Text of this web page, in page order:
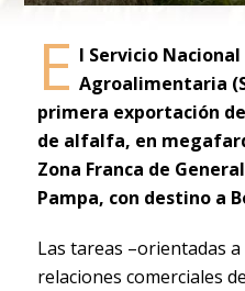
E l Servicio
Agroalimentaria
primera exportación
de alfalfa, en
Zona Franca de
Pampa, con destino a
Las tareas –orientadas
relaciones comerciales